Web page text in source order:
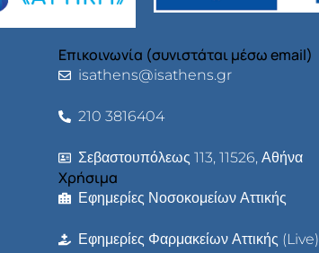
Επικοινωνία (συνιστάται μέσω email)
isathens@isathens.gr
210 3816404
Σεβαστουπόλεως 113, 11526, Αθήνα
Χρήσιμα
Εφημερίες Νοσοκομείων Αττικής
Εφημερίες Φαρμακείων Αττικής (Live)